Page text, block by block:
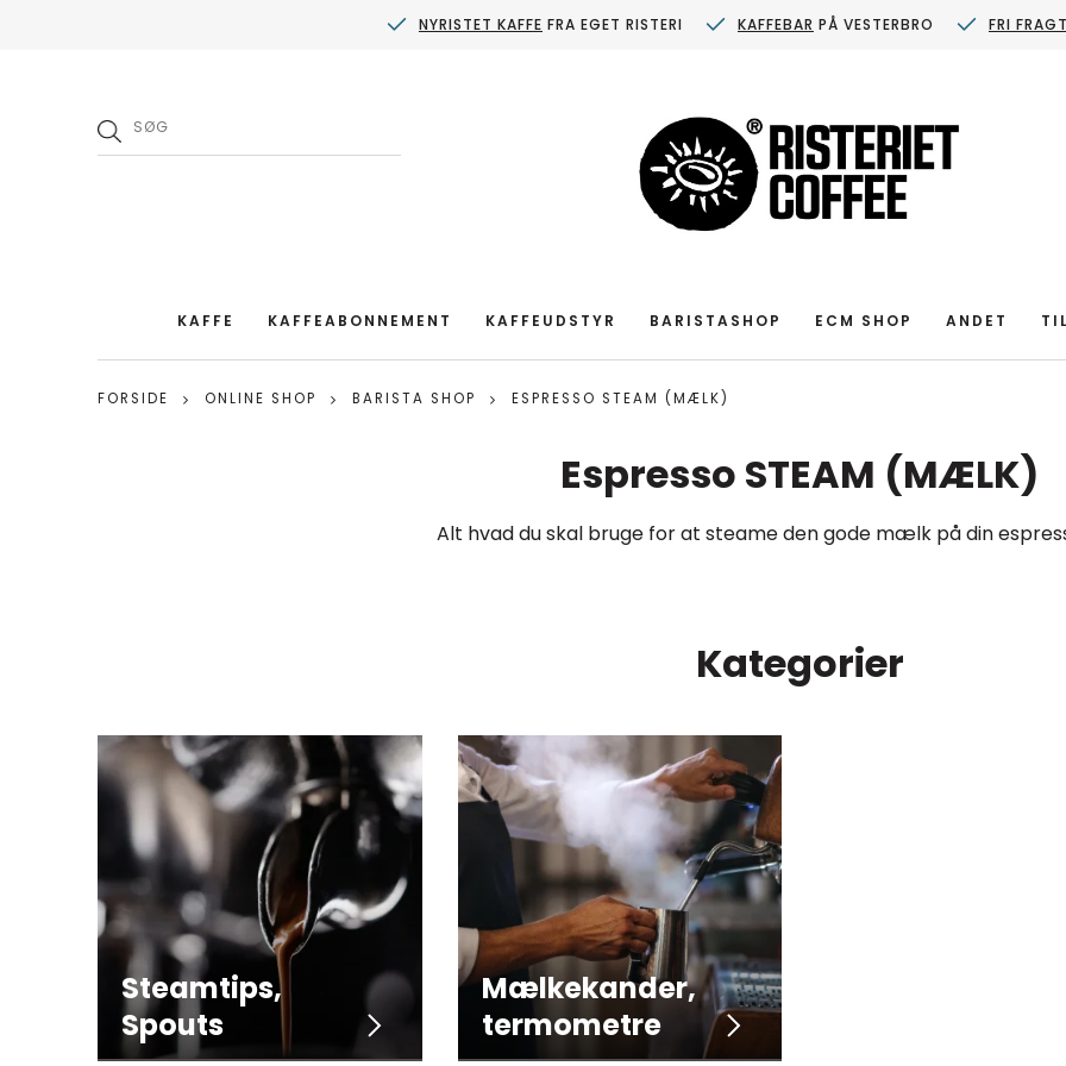
NYRISTET KAFFE FRA EGET RISTERI KAFFEBAR PÅ VESTERBRO FRI FRAGT
KAFFE KAFFEABONNEMENT KAFFEUDSTYR BARISTASHOP ECM SHOP ANDET
FORSIDE ONLINE SHOP BARISTA SHOP ESPRESSO STEAM (MÆLK)
Espresso STEAM (MÆLK)
Alt hvad du skal bruge for at steame den gode mælk på din
Kategorier
Steamtips,
Spouts
Mælkekander,
termometre